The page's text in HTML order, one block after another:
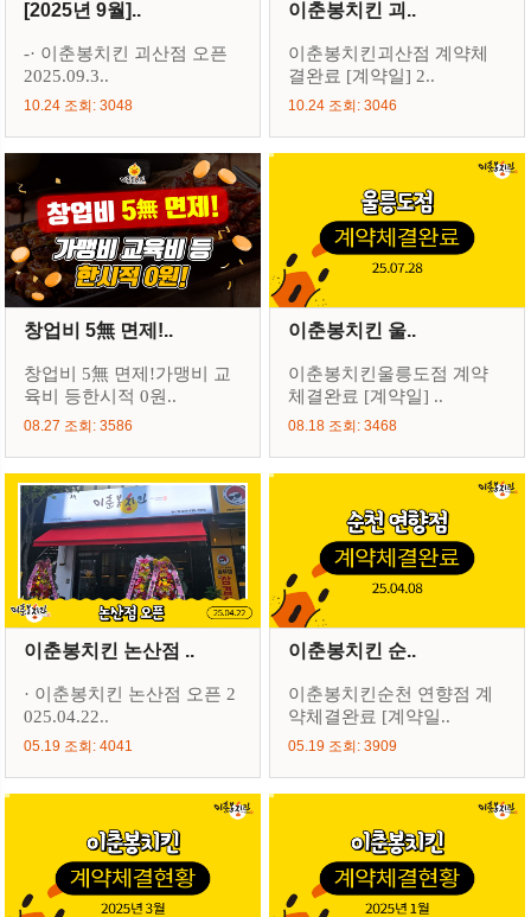
[2025년 9월]..
-· 이춘봉치킨 괴산점 오픈
2025.09.3..
10.24 조회: 3048
이춘봉치킨 괴..
이춘봉치킨괴산점 계약체
결완료 [계약일] 2..
10.24 조회: 3046
창업비 5無 면제!..
창업비 5無 면제!가맹비 교
육비 등한시적 0원..
08.27 조회: 3586
이춘봉치킨 울..
이춘봉치킨울릉도점 계약
체결완료 [계약일] ..
08.18 조회: 3468
이춘봉치킨 논산점 ..
· 이춘봉치킨 논산점 오픈 2
025.04.22..
05.19 조회: 4041
이춘봉치킨 순..
이춘봉치킨순천 연향점 계
약체결완료 [계약일..
05.19 조회: 3909